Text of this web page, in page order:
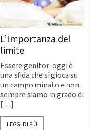
L’Importanza del
limite
Essere genitori oggi è
una sfida che si gioca su
un campo minato e non
sempre siamo in grado di
[…]
LEGGI DI PIÙ